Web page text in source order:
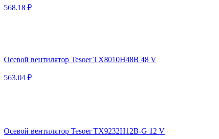
568.18 ₽
Осевой вентилятор Tesoer TX8010H48B 48 V
563.04 ₽
Осевой вентилятор Tesoer TX9232H12B-G 12 V